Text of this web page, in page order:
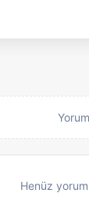
Henüz